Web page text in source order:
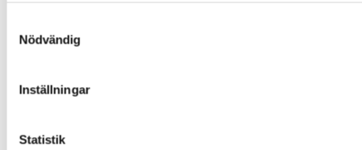
Nödvändig
Inställningar
Statistik